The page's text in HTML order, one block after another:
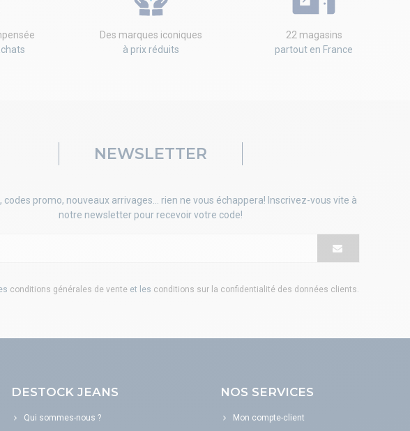
Des marques iconiques
à prix réduits
22 magasins
partout en France
NEWSLETTER
codes promo, nouveaux arrivages... rien ne vous échappera! Inscrivez-vous vite à
notre newsletter pour recevoir votre code!
conditions générales de vente et les conditions sur la confidentialité des données clients
DESTOCK JEANS
Qui sommes-nous ?
NOS SERVICES
Mon compte-client